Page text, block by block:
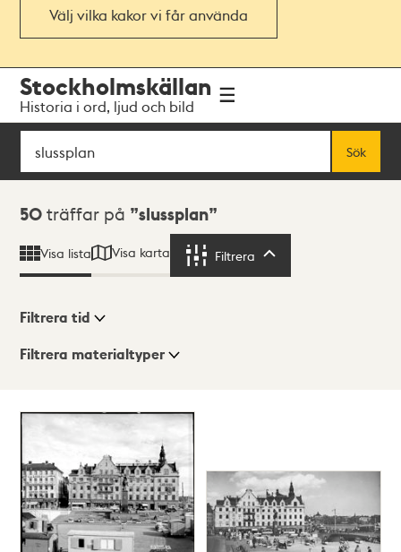
Välj vilka kakor vi får använda
navigationen
huvudinnehållet
Stockholmskällan
Historia i ord, ljud och bild
Sök
Sök
Sökresultat
50 träffar på slussplan
Visa lista Visa karta Filtrera
Visningsläge
Filtrera tid
Filtrera materialtyper
träffar